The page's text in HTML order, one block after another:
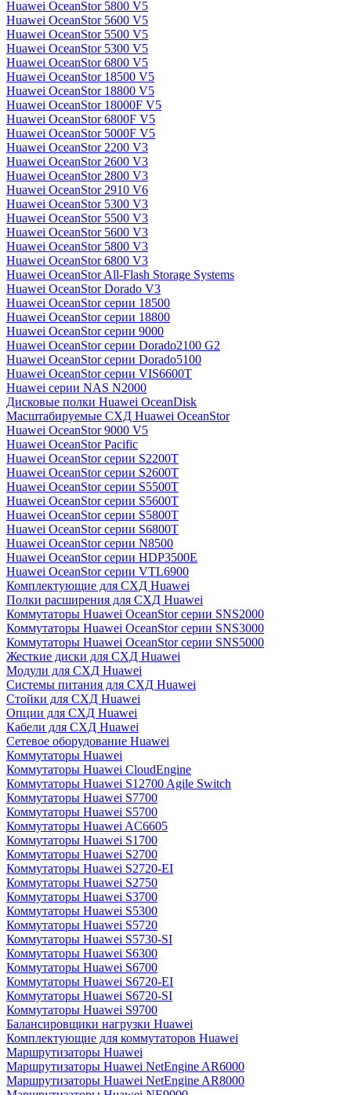
Huawei OceanStor 5800 V5
Huawei OceanStor 5600 V5
Huawei OceanStor 5500 V5
Huawei OceanStor 5300 V5
Huawei OceanStor 6800 V5
Huawei OceanStor 18500 V5
Huawei OceanStor 18800 V5
Huawei OceanStor 18000F V5
Huawei OceanStor 6800F V5
Huawei OceanStor 5000F V5
Huawei OceanStor 2200 V3
Huawei OceanStor 2600 V3
Huawei OceanStor 2800 V3
Huawei OceanStor 2910 V6
Huawei OceanStor 5300 V3
Huawei OceanStor 5500 V3
Huawei OceanStor 5600 V3
Huawei OceanStor 5800 V3
Huawei OceanStor 6800 V3
Huawei OceanStor All-Flash Storage Systems
Huawei OceanStor Dorado V3
Huawei OceanStor серии 18500
Huawei OceanStor серии 18800
Huawei OceanStor серии 9000
Huawei OceanStor серии Dorado2100 G2
Huawei OceanStor серии Dorado5100
Huawei OceanStor серии VIS6600T
Huawei серии NAS N2000
Дисковые полки Huawei OceanDisk
Масштабируемые СХД Huawei OceanStor
Huawei OceanStor 9000 V5
Huawei OceanStor Pacific
Huawei OceanStor серии S2200T
Huawei OceanStor серии S2600T
Huawei OceanStor серии S5500T
Huawei OceanStor серии S5600T
Huawei OceanStor серии S5800T
Huawei OceanStor серии S6800T
Huawei OceanStor серии N8500
Huawei OceanStor серии HDP3500E
Huawei OceanStor серии VTL6900
Комплектующие для СХД Huawei
Полки расширения для СХД Huawei
Коммутаторы Huawei OceanStor серии SNS2000
Коммутаторы Huawei OceanStor серии SNS3000
Коммутаторы Huawei OceanStor серии SNS5000
Жесткие диски для СХД Huawei
Модули для СХД Huawei
Системы питания для СХД Huawei
Стойки для СХД Huawei
Опции для СХД Huawei
Кабели для СХД Huawei
Сетевое оборудование Huawei
Коммутаторы Huawei
Коммутаторы Huawei CloudEngine
Коммутаторы Huawei S12700 Agile Switch
Коммутаторы Huawei S7700
Коммутаторы Huawei S5700
Коммутаторы Huawei AC6605
Коммутаторы Huawei S1700
Коммутаторы Huawei S2700
Коммутаторы Huawei S2720-EI
Коммутаторы Huawei S2750
Коммутаторы Huawei S3700
Коммутаторы Huawei S5300
Коммутаторы Huawei S5720
Коммутаторы Huawei S5730-SI
Коммутаторы Huawei S6300
Коммутаторы Huawei S6700
Коммутаторы Huawei S6720-EI
Коммутаторы Huawei S6720-SI
Коммутаторы Huawei S9700
Балансировщики нагрузки Huawei
Комплектующие для коммутаторов Huawei
Маршрутизаторы Huawei
Маршрутизаторы Huawei NetEngine AR6000
Маршрутизаторы Huawei NetEngine AR8000